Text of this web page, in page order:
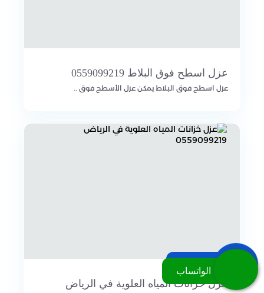
عزل اسطح فوق البلاط 0559099219
عزل اسطح فوق البلاط يمكن عزل الأسطح فوق ..
عزل خزانات المياه العلوية في الرياض
اتصل بنا
الواتساب